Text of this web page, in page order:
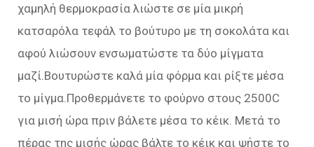
χαμηλή θερμοκρασία λιώστε σε μία μικρή
κατσαρόλα τεφάλ το βούτυρο με τη σοκολάτα και
αφού λιώσουν ενσωματώστε τα δύο μίγματα
μαζί.Βουτυρώστε καλά μία φόρμα και ρίξτε μέσα
το μίγμα.Προθερμάνετε το φούρνο στους 2500C
για μισή ώρα πριν βάλετε μέσα το κέικ. Μετά το
πέρας της μισής ώρας βάλτε το κέικ και ψήστε το